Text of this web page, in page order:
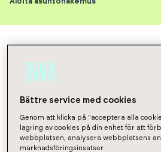
INNA Asuntovuokraus
Aloita
Bättre service med cookies
Genom att klicka på "acceptera alla
lagring av cookies på din enhet för att
webbplatsen, analysera webbplatsens
marknadsföringsinsatser.